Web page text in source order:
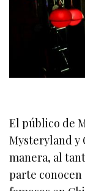
El público de
Mysteryland y
manera, al
parte conocen